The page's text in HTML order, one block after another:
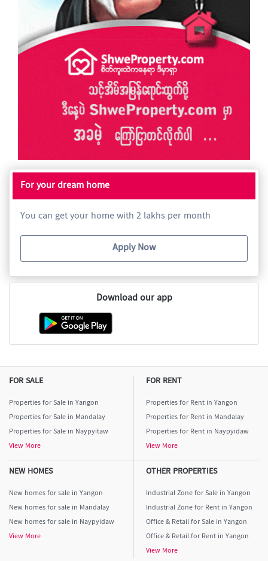
For your dream home
You can get your home with 2 lakhs per month
Apply Now
Download our app
FOR SALE
Properties for Sale in Yangon
Properties for Sale in Mandalay
Properties for Sale in Naypyitaw
View More
FOR RENT
Properties for Rent in Yangon
Properties for Rent in Mandalay
Properties for Rent in Naypyidaw
View More
NEW HOMES
New homes for sale in Yangon
New homes for sale in Mandalay
New homes for sale in Naypyidaw
View More
OTHER PROPERTIES
Industrial Zone for Sale in Yangon
Industrial Zone for Rent in Yangon
Office & Retail for Sale in Yangon
Office & Retail for Rent in Yangon
View More